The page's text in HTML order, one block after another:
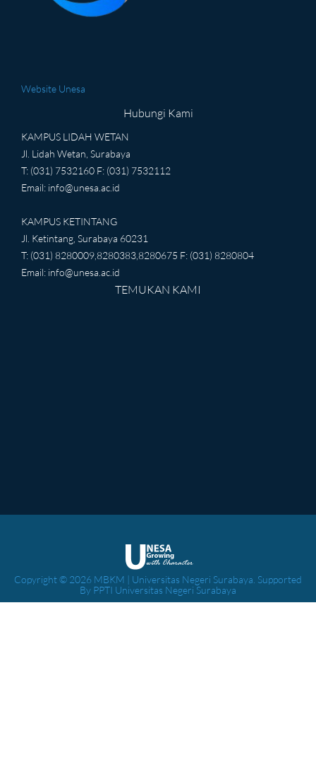
Website Unesa
Hubungi Kami
KAMPUS LIDAH WETAN
Jl. Lidah Wetan, Surabaya
T: (031) 7532160 F: (031) 7532112
Email: info@unesa.ac.id
KAMPUS KETINTANG
Jl. Ketintang, Surabaya 60231
T: (031) 8280009,8280383,8280675 F: (031) 8280804
Email: info@unesa.ac.id
TEMUKAN KAMI
Copyright © 2026 MBKM | Universitas Negeri Surabaya. Supported
By PPTI Universitas Negeri Surabaya